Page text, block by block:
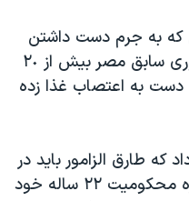
به جرم دست داشتن
در ترور انور سادات، رئيس جمهوری سابق مصر بيش از ٢٠
دست به اعتصاب غذا زده
که طارق الزامور بايد در
اکتبر گذشته پس از گذراندن دوره محکوميت ٢٢ ساله خود